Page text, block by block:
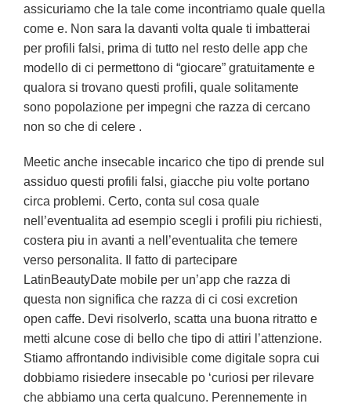
assicuriamo che la tale come incontriamo quale quella
come e. Non sara la davanti volta quale ti imbatterai
per profili falsi, prima di tutto nel resto delle app che
modello di ci permettono di “giocare” gratuitamente e
qualora si trovano questi profili, quale solitamente
sono popolazione per impegni che razza di cercano
non so che di celere .
Meetic anche insecable incarico che tipo di prende sul
assiduo questi profili falsi, giacche piu volte portano
circa problemi. Certo, conta sul cosa quale
nell’eventualita ad esempio scegli i profili piu richiesti,
costera piu in avanti a nell’eventualita che temere
verso personalita. Il fatto di partecipare
LatinBeautyDate mobile per un’app che razza di
questa non significa che razza di ci cosi excretion
open caffe. Devi risolverlo, scatta una buona ritratto e
metti alcune cose di bello che tipo di attiri l’attenzione.
Stiamo affrontando indivisible come digitale sopra cui
dobbiamo risiedere insecable po ‘curiosi per rilevare
che abbiamo una certa qualcuno. Perennemente in